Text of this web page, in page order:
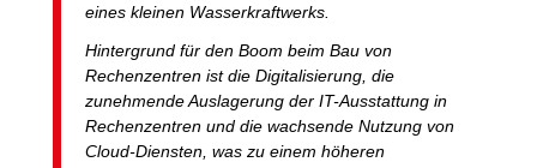
eines kleinen Wasserkraftwerks.
Hintergrund für den Boom beim Bau von
Rechenzentren ist die Digitalisierung, die
zunehmende Auslagerung der IT-Ausstattung in
Rechenzentren und die wachsende Nutzung von
Cloud-Diensten, was zu einem höheren